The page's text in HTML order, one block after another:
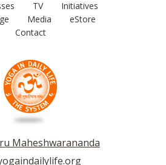
TV
Initiatives
Media
eStore
Contact
Maheshwarananda